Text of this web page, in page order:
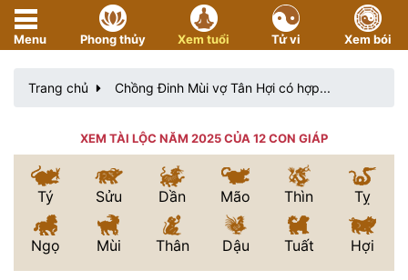
Menu Phong thủy Xem tuổi Tử vi Xem bói
Trang chủ Chồng Đinh Mùi vợ Tân Hợi có hợp...
XEM TÀI LỘC NĂM 2025 CỦA 12 CON GIÁP
Tý Sửu Dần Mão Thìn Tỵ
Ngọ Mùi Thân Dậu Tuất Hợi